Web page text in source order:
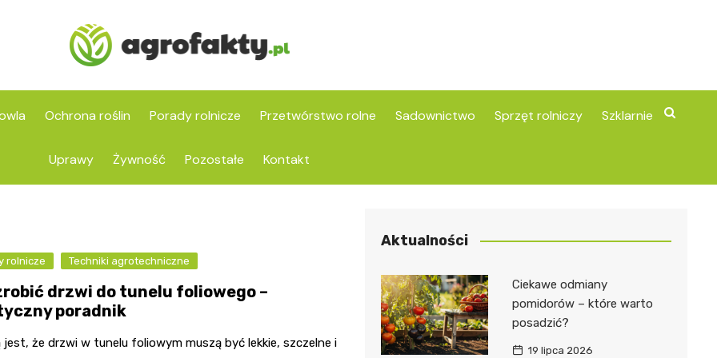
Ochrona roślin Porady rolnicze Przetwórstwo rolne Sadownictwo Sprzęt rolniczy Szklarnie
Uprawy Żywność Pozostałe Kontakt
rolnicze Techniki agrotechniczne
drzwi do tunelu foliowego –
poradnik
jest, że drzwi w tunelu foliowym muszą być lekkie, szczelne i
Aktualności
Ciekawe odmiany
pomidorów – które warto
posadzić?
19 lipca 2026